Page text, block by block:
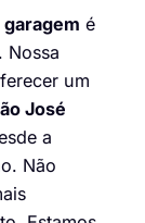
é
Nossa
um
José
a
Não